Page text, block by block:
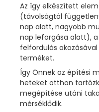
Az így elkészített
(távolságtól
nap alatt, nagyobb
nap leforgása alatt),
felfordulás
terméket.
Így Önnek az építési
heteket otthon
megépítése utáni
mérséklődik.